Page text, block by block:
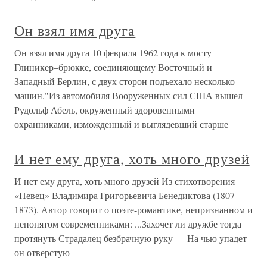
Он взял имя друга
Он взял имя друга 10 февраля 1962 года к мосту
Глиникер–брюкке, соединяющему Восточный и
Западный Берлин, с двух сторон подъехало несколько
машин."Из автомобиля Вооруженных сил США вышел
Рудольф Абель, окруженный здоровенными
охранниками, изможденный и выглядевший старше
И нет ему друга, хоть много друзей
И нет ему друга, хоть много друзей Из стихотворения
«Певец» Владимира Григорьевича Бенедиктова (1807—
1873). Автор говорит о поэте-романтике, непризнанном и
непонятом современниками: ...Захочет ли дружбе тогда
протянуть Страдалец безбрачную руку — На чью упадет
он отверстую